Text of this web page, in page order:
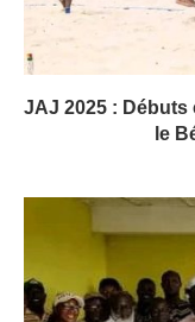
JAJ 2025 :
le